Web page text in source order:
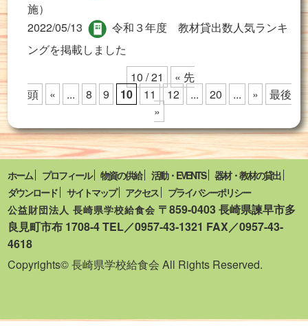
施）
2022/05/13
令和３年度 教材貸出数人気ランキ
ングを掲載しました
10 / 21
« 先
頭
« ... 8 9 10 11 12 ... 20 ... »
最後
»
ホーム プロフィール 物資の供給 活動・EVENTS
器材・教材の貸出
ダウンロード
サイトマップ アクセス
プライバシーポリシー
公益財団法人 長崎県学校給食会 〒859-0403 長崎県諫早市多
良見町市布 1708-4 TEL／0957-43-1321 FAX／0957-43-
4618
Copyrights© 長崎県学校給食会 All Rights Reserved.